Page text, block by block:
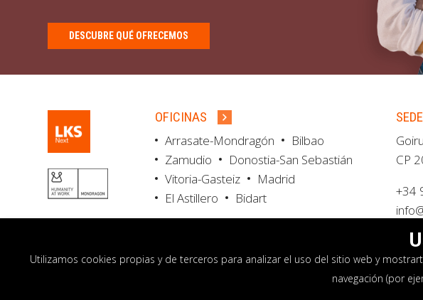
DESCUBRE QUÉ OFRECEMOS
OFICINAS
Arrasate-Mondragón
Bilbao
Zamudio
Donostia-San Sebastián
Vitoria-Gasteiz
Madrid
El Astillero
Bidart
CP
+34
Portal de privacidad
Utilizamos cookies propias y de terceros para analizar el uso del sitio web y
navegación (por